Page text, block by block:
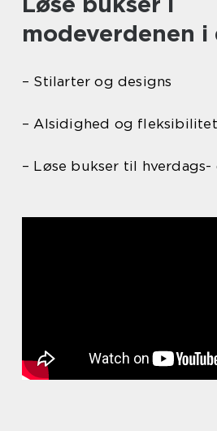
modeverdenen i
– Stilarter og designs
– Alsidighed og fleksibilitet
– Løse bukser til